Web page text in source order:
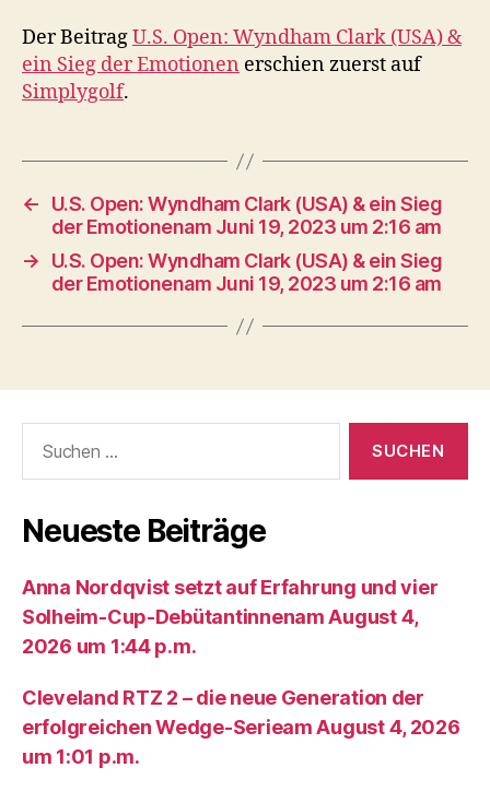
Der BeitragU.S. Open: Wyndham Clark (USA) &
ein Sieg der Emotionen erschien zuerst auf
Simplygolf.
←
U.S. Open: Wyndham Clark (USA) & ein Sieg
der Emotionenam Juni 19, 2023 um 2:16 am
→
U.S. Open: Wyndham Clark (USA) & ein Sieg
der Emotionenam Juni 19, 2023 um 2:16 am
nach:
Neueste Beiträge
Anna Nordqvist setzt auf Erfahrung und vier
Solheim-Cup-Debütantinnenam August 4,
2026 um 1:44 p.m.
Cleveland RTZ 2 – die neue Generation der
erfolgreichen Wedge-Serieam August 4, 2026
um 1:01 p.m.